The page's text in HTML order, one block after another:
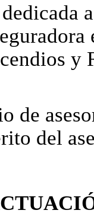
y
de
del